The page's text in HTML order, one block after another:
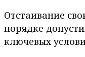
Отстаивание
порядке
ключевых